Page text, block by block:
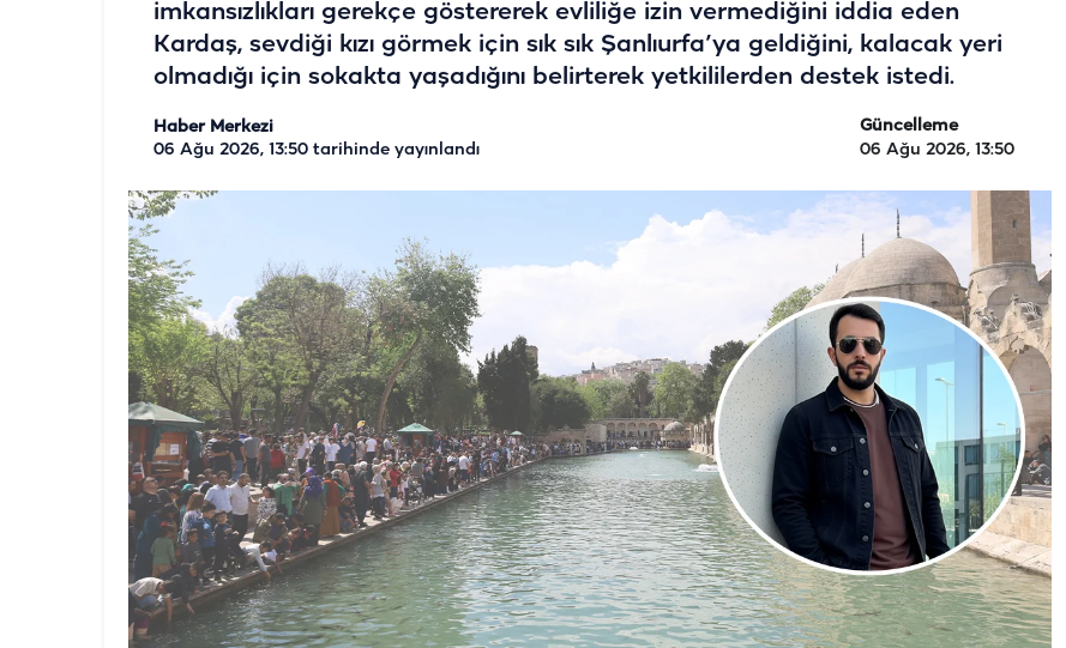
imkansızlıkları gerekçe göstererek evliliğe izin vermediğini iddia eden
Kardaş, sevdiği kızı görmek için sık sık Şanlıurfa’ya geldiğini, kalacak yeri
olmadığı için sokakta yaşadığını belirterek yetkililerden destek istedi.
Haber Merkezi
06 Ağu 2026, 13:50 tarihinde yayınlandı
Güncelleme
06 Ağu 2026, 13:50